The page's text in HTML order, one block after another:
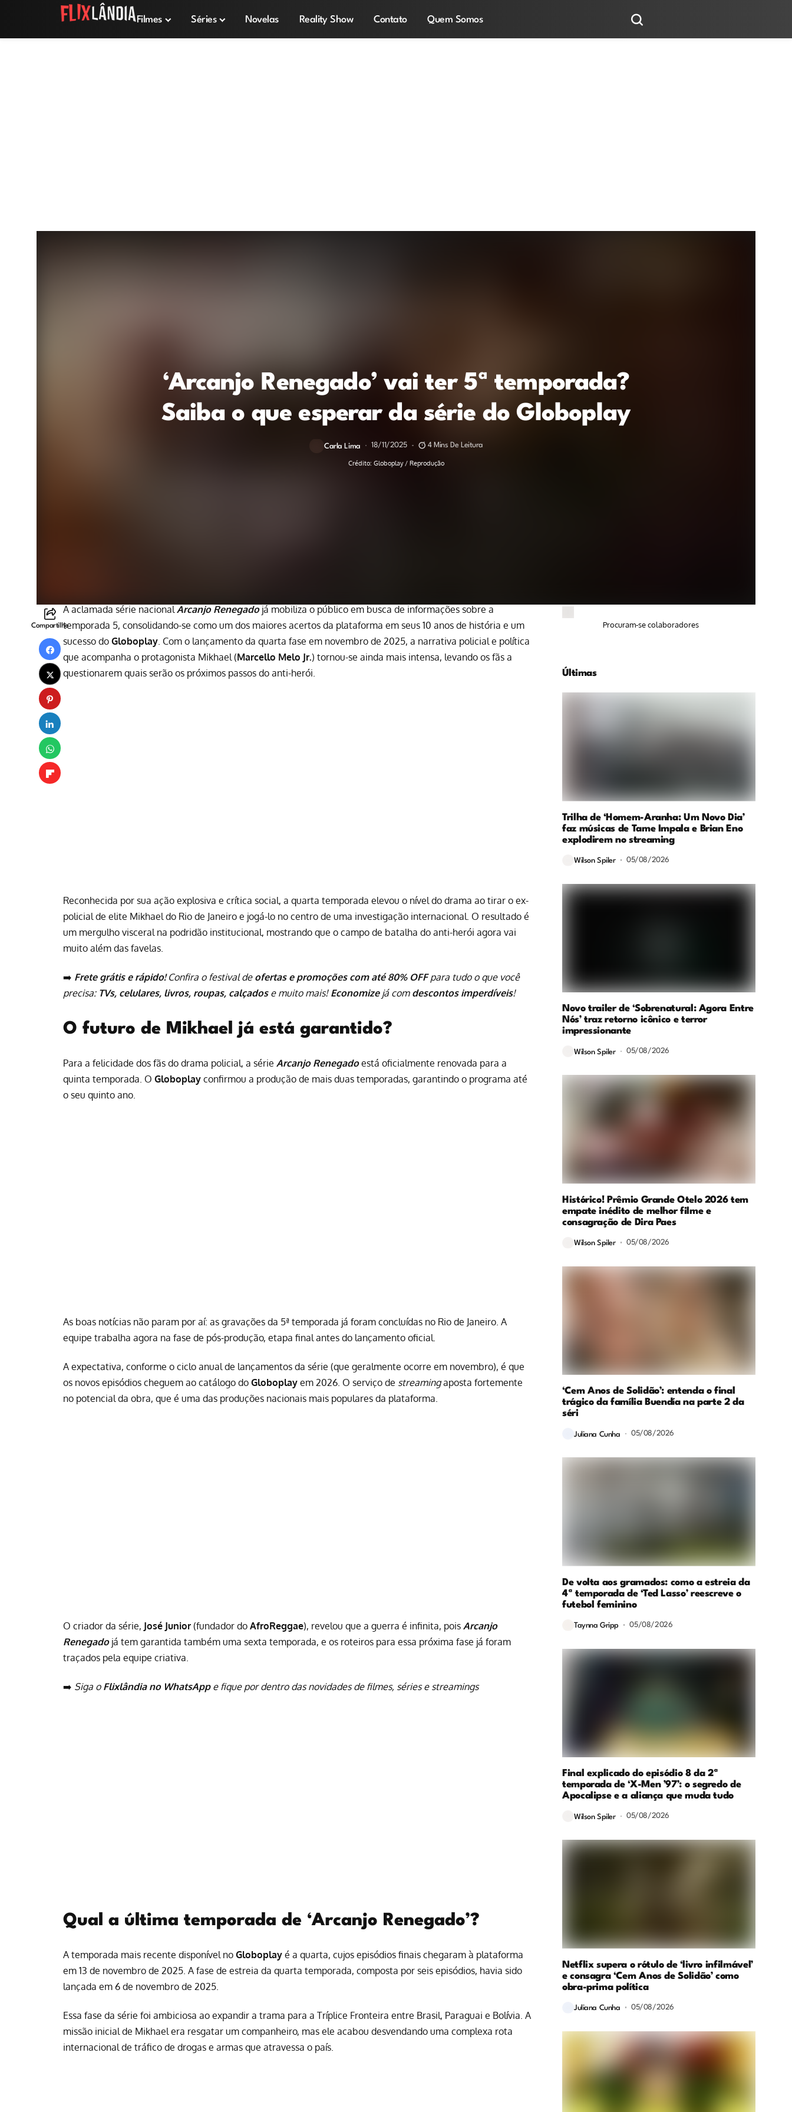
Filmes Séries Novelas Reality Show Contato Quem Somos
‘Arcanjo Renegado’ vai ter 5ª temporada?
Saiba o que esperar da série do Globoplay
Carla Lima 18/11/2025 4 Mins De Leitura
Crédito: Globoplay / Reprodução
Compartilhe
A aclamada série nacionalArcanjo Renegadojá mobiliza o público em busca de informações sobre a
temporada 5, consolidando-se como um dos maiores acertos da plataforma em seus 10 anos de história e um
sucesso do Globoplay. Com o lançamento da quarta fase em novembro de 2025, a narrativa policial e política
que acompanha o protagonista Mikhael (Marcello Melo Jr.) tornou-se ainda mais intensa, levando os fãs a
questionarem quais serão os próximos passos do anti-herói.
Reconhecida por sua ação explosiva e crítica social, a quarta temporada elevou o nível do drama ao tirar o ex-
policial de elite Mikhael do Rio de Janeiro e jogá-lo no centro de uma investigação internacional. O resultado é
um mergulho visceral na podridão institucional, mostrando que o campo de batalha do anti-herói agora vai
muito além das favelas.
➡️ Frete grátis e rápido!Confira o festival de ofertas e promoções com até 80% OFFpara tudo o que você
precisa: TVs, celulares, livros, roupas, calçadose muito mais! Economizejá com descontos imperdíveis!
O futuro de Mikhael já está garantido?
Para a felicidade dos fãs do drama policial, a série Arcanjo Renegado está oficialmente renovada para a
quinta temporada. O Globoplay confirmou a produção de mais duas temporadas, garantindo o programa até
o seu quinto ano.
As boas notícias não param por aí: as gravações da 5ª temporada já foram concluídas no Rio de Janeiro. A
equipe trabalha agora na fase de pós-produção, etapa final antes do lançamento oficial.
A expectativa, conforme o ciclo anual de lançamentos da série (que geralmente ocorre em novembro), é que
os novos episódios cheguem ao catálogo do Globoplay em 2026. O serviço de streamingaposta fortemente
no potencial da obra, que é uma das produções nacionais mais populares da plataforma.
O criador da série, José Junior (fundador do AfroReggae), revelou que a guerra é infinita, pois Arcanjo
Renegadojá tem garantida também uma sexta temporada, e os roteiros para essa próxima fase já foram
traçados pela equipe criativa.
➡️ Siga o Flixlândia no WhatsAppe fique por dentro das novidades de filmes, séries e streamings
Qual a última temporada de ‘Arcanjo Renegado’?
A temporada mais recente disponível no Globoplay é a quarta, cujos episódios finais chegaram à plataforma
em 13 de novembro de 2025. A fase de estreia da quarta temporada, composta por seis episódios, havia sido
lançada em 6 de novembro de 2025.
Essa fase da série foi ambiciosa ao expandir a trama para a Tríplice Fronteira entre Brasil, Paraguai e Bolívia. A
missão inicial de Mikhael era resgatar um companheiro, mas ele acabou desvendando uma complexa rota
internacional de tráfico de drogas e armas que atravessa o país.
Procuram-se colaboradores
Últimas
Trilha de ‘Homem-Aranha: Um Novo Dia’
faz músicas de Tame Impala e Brian Eno
explodirem no streaming
Wilson Spiler 05/08/2026
Novo trailer de ‘Sobrenatural: Agora Entre
Nós’ traz retorno icônico e terror
impressionante
Wilson Spiler 05/08/2026
Histórico! Prêmio Grande Otelo 2026 tem
empate inédito de melhor filme e
consagração de Dira Paes
Wilson Spiler 05/08/2026
‘Cem Anos de Solidão’: entenda o final
trágico da família Buendía na parte 2 da
séri
Juliana Cunha 05/08/2026
De volta aos gramados: como a estreia da
4ª temporada de ‘Ted Lasso’ reescreve o
futebol feminino
Taynna Gripp 05/08/2026
Final explicado do episódio 8 da 2ª
temporada de ‘X-Men ’97’: o segredo de
Apocalipse e a aliança que muda tudo
Wilson Spiler 05/08/2026
Netflix supera o rótulo de ‘livro infilmável’
e consagra ‘Cem Anos de Solidão’ como
obra-prima política
Juliana Cunha 05/08/2026